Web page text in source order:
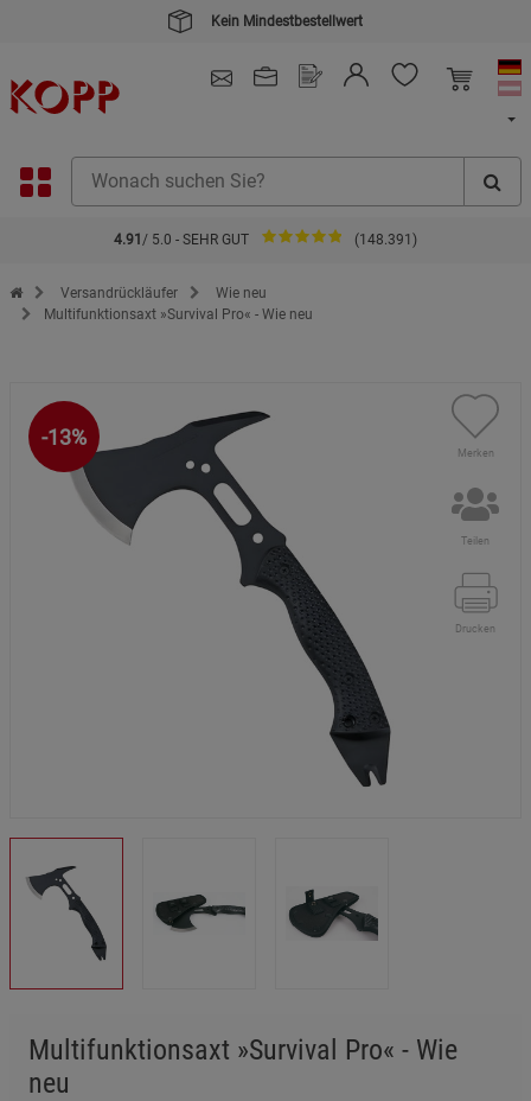
Kein Mindestbestellwert
4.91 / 5.0 - SEHR GUT (148.391)
Zur Startseite des Kopp Verlag Online-Shop
Versandrückläufer
Wie neu
Multifunktionsaxt »Survival Pro« - Wie neu
-13%
Merken
Teilen
Drucken
Multifunktionsaxt »Survival Pro« - Wie
neu